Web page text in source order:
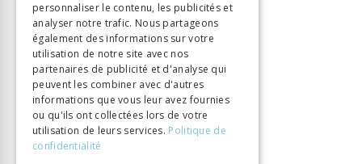
Auteur
Chenevière Guillaume
Éditeur
Labor et Fides
9782830914498
Langue
Français
Nombre de pages
416
Parution
15 févr. 2012
Thème
ITALIAN
personnaliser le contenu, les publicités et
analyser notre trafic. Nous partageons
également des informations sur votre
utilisation de notre site avec nos
partenaires de publicité et d'analyse qui
peuvent les combiner avec d'autres
informations que vous leur avez fournies
ou qu'ils ont collectées lors de votre
utilisation de leurs services. Politique de
confidentialité